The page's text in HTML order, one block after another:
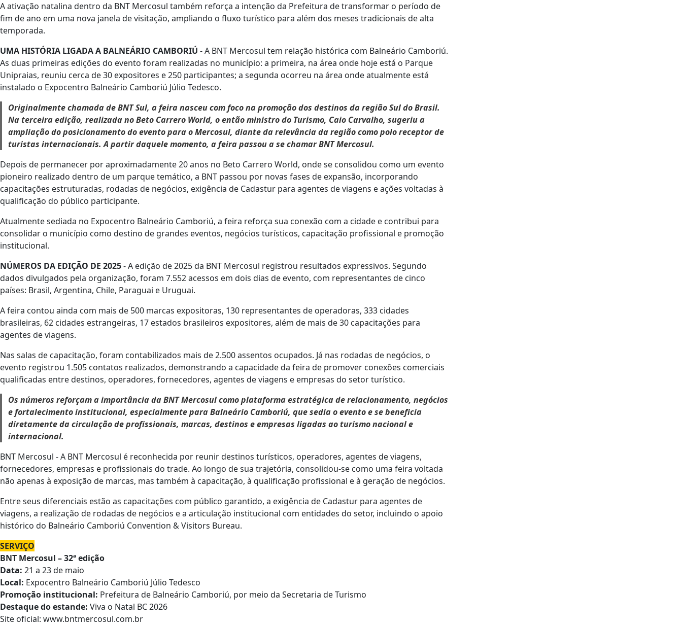
A ativação natalina dentro da BNT Mercosul também reforça a intenção da Prefeitura de transformar o período de
fim de ano em uma nova janela de visitação, ampliando o fluxo turístico para além dos meses tradicionais de alta
temporada.
UMA HISTÓRIA LIGADA A BALNEÁRIO CAMBORIÚ - A BNT Mercosul tem relação histórica com Balneário Camboriú.
As duas primeiras edições do evento foram realizadas no município: a primeira, na área onde hoje está o Parque
Unipraias, reuniu cerca de 30 expositores e 250 participantes; a segunda ocorreu na área onde atualmente está
instalado o Expocentro Balneário Camboriú Júlio Tedesco.
Originalmente chamada de BNT Sul, a feira nasceu com foco na promoção dos destinos da região Sul do Brasil.
Na terceira edição, realizada no Beto Carrero World, o então ministro do Turismo, Caio Carvalho, sugeriu a
ampliação do posicionamento do evento para o Mercosul, diante da relevância da região como polo receptor de
turistas internacionais. A partir daquele momento, a feira passou a se chamar BNT Mercosul.
Depois de permanecer por aproximadamente 20 anos no Beto Carrero World, onde se consolidou como um evento
pioneiro realizado dentro de um parque temático, a BNT passou por novas fases de expansão, incorporando
capacitações estruturadas, rodadas de negócios, exigência de Cadastur para agentes de viagens e ações voltadas à
qualificação do público participante.
Atualmente sediada no Expocentro Balneário Camboriú, a feira reforça sua conexão com a cidade e contribui para
consolidar o município como destino de grandes eventos, negócios turísticos, capacitação profissional e promoção
institucional.
NÚMEROS DA EDIÇÃO DE 2025- A edição de 2025 da BNT Mercosul registrou resultados expressivos. Segundo
dados divulgados pela organização, foram 7.552 acessos em dois dias de evento, com representantes de cinco
países: Brasil, Argentina, Chile, Paraguai e Uruguai.
A feira contou ainda com mais de 500 marcas expositoras, 130 representantes de operadoras, 333 cidades
brasileiras, 62 cidades estrangeiras, 17 estados brasileiros expositores, além de mais de 30 capacitações para
agentes de viagens.
Nas salas de capacitação, foram contabilizados mais de 2.500 assentos ocupados. Já nas rodadas de negócios, o
evento registrou 1.505 contatos realizados, demonstrando a capacidade da feira de promover conexões comerciais
qualificadas entre destinos, operadores, fornecedores, agentes de viagens e empresas do setor turístico.
Os números reforçam a importância da BNT Mercosul como plataforma estratégica de relacionamento, negócios
e fortalecimento institucional, especialmente para Balneário Camboriú, que sedia o evento e se beneficia
diretamente da circulação de profissionais, marcas, destinos e empresas ligadas ao turismo nacional e
internacional.
BNT Mercosul - A BNT Mercosul é reconhecida por reunir destinos turísticos, operadores, agentes de viagens,
fornecedores, empresas e profissionais do trade. Ao longo de sua trajetória, consolidou-se como uma feira voltada
não apenas à exposição de marcas, mas também à capacitação, à qualificação profissional e à geração de negócios.
Entre seus diferenciais estão as capacitações com público garantido, a exigência de Cadastur para agentes de
viagens, a realização de rodadas de negócios e a articulação institucional com entidades do setor, incluindo o apoio
histórico do Balneário Camboriú Convention & Visitors Bureau.
SERVIÇO
BNT Mercosul – 32ª edição
Data: 21 a 23 de maio
Local: Expocentro Balneário Camboriú Júlio Tedesco
Promoção institucional: Prefeitura de Balneário Camboriú, por meio da Secretaria de Turismo
Destaque do estande: Viva o Natal BC 2026
Site oficial: www.bntmercosul.com.br